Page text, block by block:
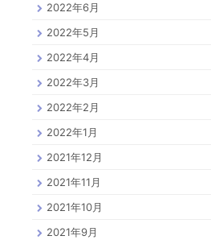
2022年6月
2022年5月
2022年4月
2022年3月
2022年2月
2022年1月
2021年12月
2021年11月
2021年10月
2021年9月